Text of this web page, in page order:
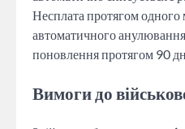
Несплата протягом одного
автоматичного
поновлення протягом 90
Вимоги до